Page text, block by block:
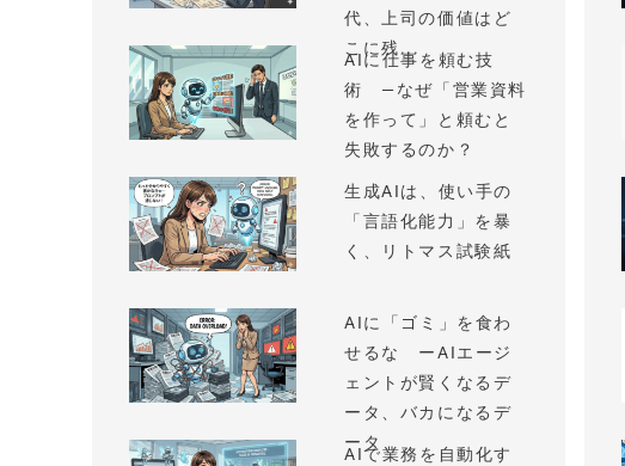
代、上司の価値はど
こに残...
AIに仕事を頼む技
術 —なぜ「営業資料
を作って」と頼むと
失敗するのか？
生成AIは、使い手の
「言語化能力」を暴
く、リトマス試験紙
AIに「ゴミ」を食わ
せるな ーAIエージ
ェントが賢くなるデ
ータ、バカになるデ
ータ
AIで業務を自動化す